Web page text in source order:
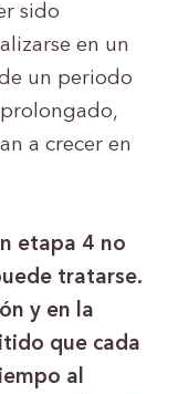
sido
en un
un periodo
a crecer en
etapa 4 no
tratarse.
y en la
que cada
al